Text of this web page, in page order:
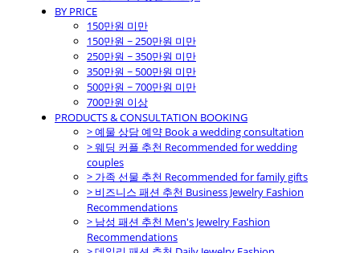
BY PRICE
150만원 미만
150만원 ~ 250만원 미만
250만원 ~ 350만원 미만
350만원 ~ 500만원 미만
500만원 ~ 700만원 미만
700만원 이상
PRODUCTS & CONSULTATION BOOKING
> 예물 상담 예약 Book a wedding consultation
> 웨딩 커플 추천 Recommended for wedding
couples
> 가족 선물 추천 Recommended for family gifts
> 비즈니스 패션 추천 Business Jewelry Fashion
Recommendations
> 남성 패션 추천 Men's Jewelry Fashion
Recommendations